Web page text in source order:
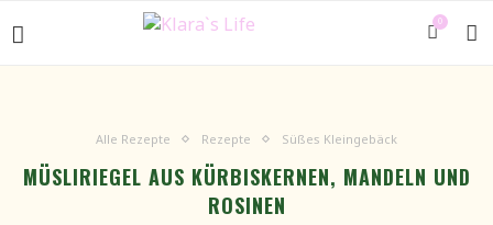
0
Alle Rezepte Rezepte Süßes Kleingebäck
MÜSLIRIEGEL AUS KÜRBISKERNEN, MANDELN UND
ROSINEN